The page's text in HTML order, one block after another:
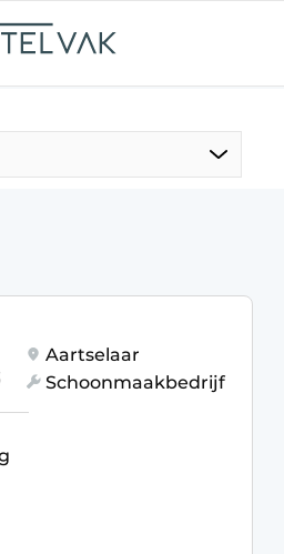
Aartselaar
Schoonmaakbedrijf